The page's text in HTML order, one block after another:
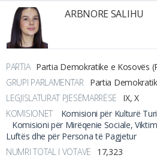
ARBNORE SALIHU
PARTIA Partia Demokratike e Kosovës
GRUPI PARLAMENTAR
Partia
LEGJISLATURAT PJESËMARRËSE
IX, X
KOMISIONET
Komisioni për Kulturë
Komisioni për Mirëqenie Sociale,
Luftës dhe për Persona të Pagjetur
NUMRI TOTAL I VOTAVE
17,323